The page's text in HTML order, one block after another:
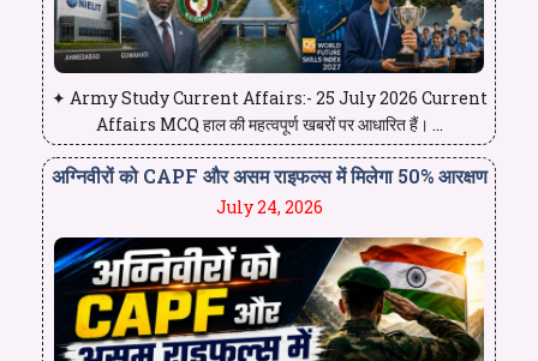
✦ Army Study Current Affairs:- 25 July 2026 Current
Affairs MCQ हाल की महत्वपूर्ण खबरों पर आधारित हैं। ...
अग्निवीरों को CAPF और असम राइफल्स में मिलेगा 50% आरक्षण
July 24, 2026